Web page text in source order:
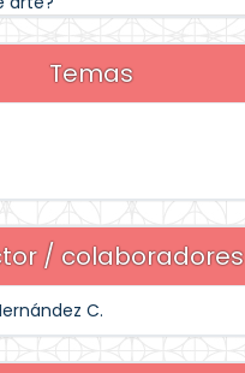
Temas
/ colaboradores
C.